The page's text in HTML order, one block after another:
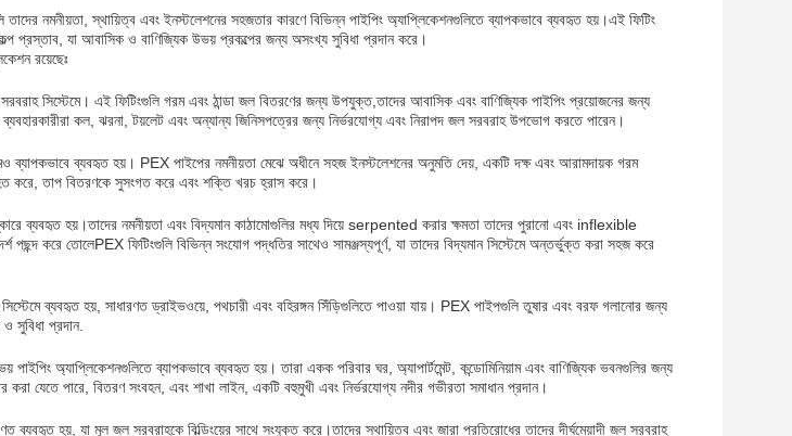
তাদের নমনীয়তা, স্থায়িত্ব এবং ইনস্টলেশনের সহজতার কারণে বিভিন্ন পাইপিং অ্যাপ্লিকেশনগুলিতে ব্যাপকভাবে ব্যবহৃত হয়।এই ফিটিং
প্রস্তাব, যা আবাসিক ও বাণিজ্যিক উভয় প্রকল্পের জন্য অসংখ্য সুবিধা প্রদান করে।
রয়েছেঃ
সিস্টেমে। এই ফিটিংগুলি গরম এবং ঠান্ডা জল বিতরণের জন্য উপযুক্ত,তাদের আবাসিক এবং বাণিজ্যিক পাইপিং প্রয়োজনের জন্য
ব্যবহারকারীরা কল, ঝরনা, টয়লেট এবং অন্যান্য জিনিসপত্রের জন্য নির্ভরযোগ্য এবং নিরাপদ জল সরবরাহ উপভোগ করতে পারেন।
ব্যাপকভাবে ব্যবহৃত হয়। PEX পাইপের নমনীয়তা মেঝে অধীনে সহজ ইনস্টলেশনের অনুমতি দেয়, একটি দক্ষ এবং আরামদায়ক গরম
করে, তাপ বিতরণকে সুসংগত করে এবং শক্তি খরচ হ্রাস করে।
ব্যবহৃত হয়।তাদের নমনীয়তা এবং বিদ্যমান কাঠামোগুলির মধ্য দিয়ে serpented করার ক্ষমতা তাদের পুরানো এবং inflexible
পছন্দ করে তোলেPEX ফিটিংগুলি বিভিন্ন সংযোগ পদ্ধতির সাথেও সামঞ্জস্যপূর্ণ, যা তাদের বিদ্যমান সিস্টেমে অন্তর্ভুক্ত করা সহজ করে
ব্যবহৃত হয়, সাধারণত ড্রাইভওয়ে, পথচারী এবং বহিরঙ্গন সিঁড়িগুলিতে পাওয়া যায়। PEX পাইপগুলি তুষার এবং বরফ গলানোর জন্য
সুবিধা প্রদান.
অ্যাপ্লিকেশনগুলিতে ব্যাপকভাবে ব্যবহৃত হয়। তারা একক পরিবার ঘর, অ্যাপার্টমেন্ট, কন্ডোমিনিয়াম এবং বাণিজ্যিক ভবনগুলির জন্য
যেতে পারে, বিতরণ সংবহন, এবং শাখা লাইন, একটি বহুমুখী এবং নির্ভরযোগ্য নদীর গভীরতা সমাধান প্রদান।
ব্যবহৃত হয়, যা মূল জল সরবরাহকে বিল্ডিংয়ের সাথে সংযুক্ত করে।তাদের স্থায়িত্ব এবং জারা প্রতিরোধের তাদের দীর্ঘমেয়াদী জল সরবরাহ